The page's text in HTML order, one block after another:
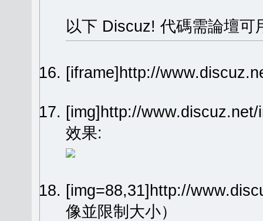
以下 Discuz! 代碼需論壇可
[iframe]http://
[img]http://
效果:
[img=88,31]http://
像並限制大小）